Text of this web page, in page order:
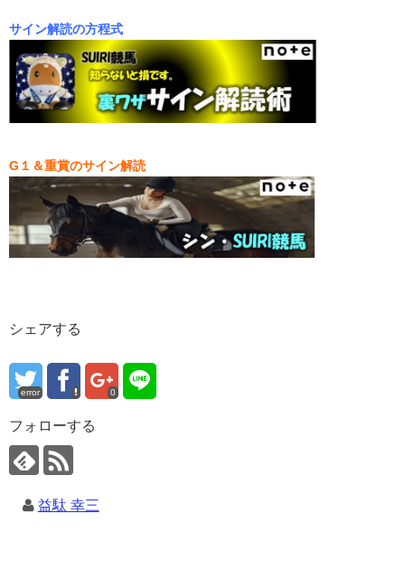
サイン解読の方程式
G１＆重賞のサイン解読
シェアする
error 0
フォローする
益駄 幸三